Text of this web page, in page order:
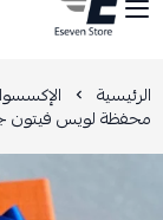
STORE
الرئيسية
محفظة لويس فيتون